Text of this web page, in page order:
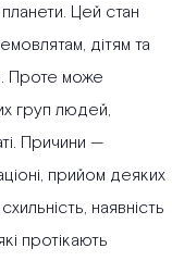
Цей стан
дітям та
Проте може
груп людей,
Причини —
прийом деяких
наявність
протікають